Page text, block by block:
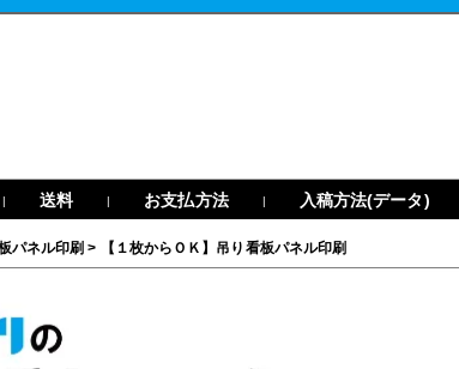
| 送料 | お支払方法 | 入稿方法(データ)
パネル印刷 > 【１枚からＯＫ】吊り看板パネル印刷